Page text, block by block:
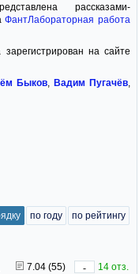
рассказами-
ФантЛабораторная работа
на сайте
Быков ,Вадим Пугачёв
по году по рейтингу
7.04 (55) -
14 отз.